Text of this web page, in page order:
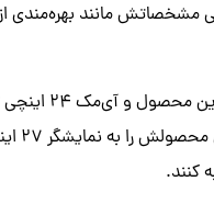
گفته